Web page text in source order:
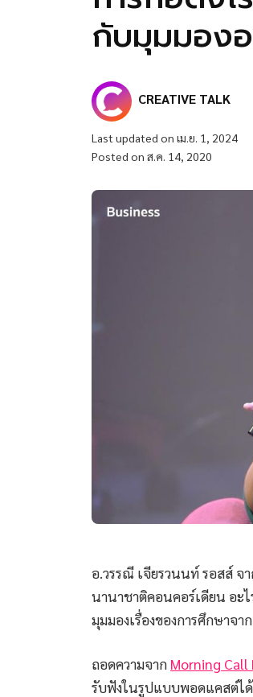
กับมุมมอง
CREATIVE TALK
Last updated on เม.ย. 1, 2024
Posted on ส.ค. 14, 2020
อ.วรรณี เจียรวนนท์ รอสส์ จ
นานาชาติคอนคอร์เดียน อะ
มุมมองเรื่องของการศึกษาจ
ถอดความจาก Morning Call
รับฟังในรูปแบบพอดแคสต์ไ